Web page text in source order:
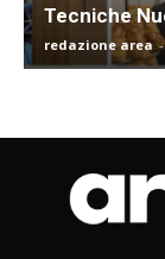
Tecniche
redazione area -